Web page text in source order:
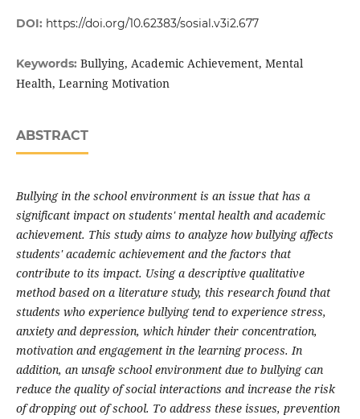
DOI: https://doi.org/10.62383/sosial.v3i2.677
Keywords: Bullying, Academic Achievement, Mental
Health, Learning Motivation
ABSTRACT
Bullying in the school environment is an issue that has a
significant impact on students' mental health and academic
achievement. This study aims to analyze how bullying affects
students' academic achievement and the factors that
contribute to its impact. Using a descriptive qualitative
method based on a literature study, this research found that
students who experience bullying tend to experience stress,
anxiety and depression, which hinder their concentration,
motivation and engagement in the learning process. In
addition, an unsafe school environment due to bullying can
reduce the quality of social interactions and increase the risk
of dropping out of school. To address these issues, prevention